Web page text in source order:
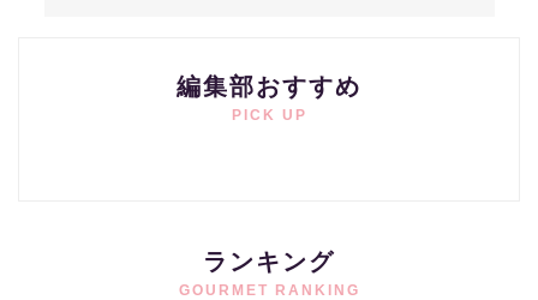
編集部おすすめ
PICK UP
ランキング
GOURMET RANKING